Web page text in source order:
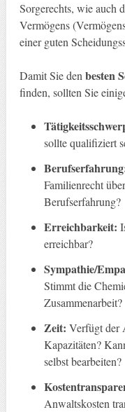
Sorgerechts, wie auch
Vermögens
einer guten
Damit Sie den besten
finden, sollten Sie
sollte qualifiziert
Familienrecht
Berufserfahrung?
Erreichbarkeit:
erreichbar?
Sympathie/
Stimmt die
Zusammenarbeit?
Zeit: Verfügt der
Kapazitäten?
selbst bearbeiten?
Anwaltskosten